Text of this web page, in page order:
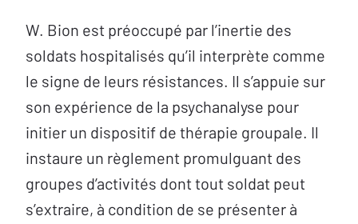
W. Bion est préoccupé par l’inertie des
soldats hospitalisés qu’il interprète comme
le signe de leurs résistances. Il s’appuie sur
son expérience de la psychanalyse pour
initier un dispositif de thérapie groupale. Il
instaure un règlement promulguant des
groupes d’activités dont tout soldat peut
s’extraire, à condition de se présenter à